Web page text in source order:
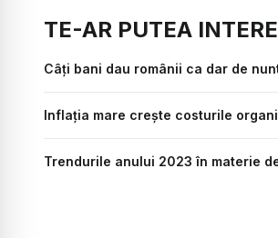
TE-AR PUTEA
Câți bani dau românii ca dar de
Inflația mare crește costurile
Trendurile anului 2023 în materie